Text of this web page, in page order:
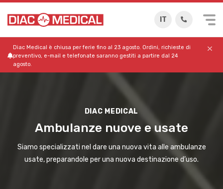
IT
Diac Medical è chiusa per ferie fino al 23 agosto. Ordini, richieste di
preventivo, e-mail e telefonate saranno gestiti a partire dal 24
agosto.
DIAC MEDICAL
Ambulanze nuove e usate
Siamo specializzati nel dare una nuova vita alle ambulanze
usate, preparandole per una nuova destinazione d’uso.